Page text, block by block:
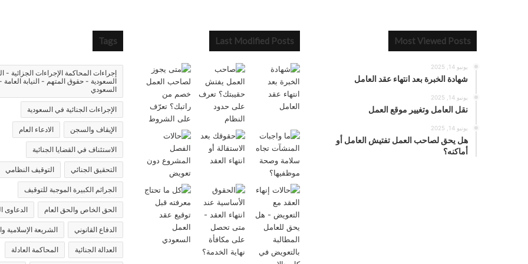
Most Viewed Posts
يونيو 14, 2025
شهادة الخبرة بعد انتهاء عقد العامل
يونيو 14, 2025
نقل العامل وتغيير موقع العمل
يونيو 14, 2025
هل يحق لصاحب العمل تفتيش العامل أو
أماكنه؟
Last Modified Posts
Tags
إجراءات المحاكمة الإجراءات الجزائية -
السعودية - حقوق المتهم - النيابة العامة
السعودي
الإجراءات الجنائية في السعودية
الإيقاف والسجن الادعاء العام
الاستئناف في القضايا الجنائية
التحقيق الجنائي التوقيف النظامي
الجرائم الكبيرة الموجبة للتوقيف
الحق الخاص والحق العام الدعاوى
الدفاع القانوني الشريعة الإسلامية
العدالة الجنائية المحاكمة العادلة